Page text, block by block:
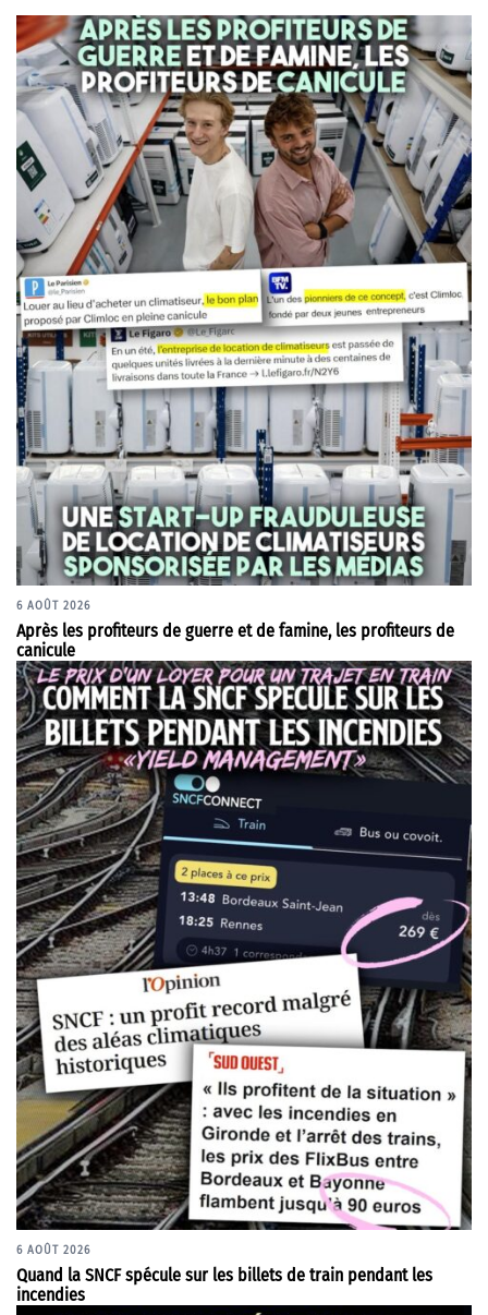
6 AOÛT 2026
Après les profiteurs de guerre et de famine, les profiteurs de
canicule
6 AOÛT 2026
Quand la SNCF spécule sur les billets de train pendant les
incendies